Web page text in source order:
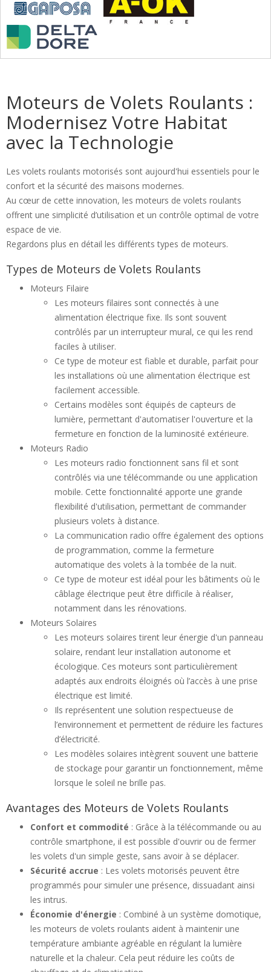
Moteurs de Volets Roulants :
Modernisez Votre Habitat
avec la Technologie
Les volets roulants motorisés sont aujourd'hui essentiels pour le
confort et la sécurité des maisons modernes.
Au cœur de cette innovation, les moteurs de volets roulants
offrent une simplicité d’utilisation et un contrôle optimal de votre
espace de vie.
Regardons plus en détail les différents types de moteurs.
Types de Moteurs de Volets Roulants
Moteurs Filaire
Les moteurs filaires sont connectés à une
alimentation électrique fixe. Ils sont souvent
contrôlés par un interrupteur mural, ce qui les rend
faciles à utiliser.
Ce type de moteur est fiable et durable, parfait pour
les installations où une alimentation électrique est
facilement accessible.
Certains modèles sont équipés de capteurs de
lumière, permettant d'automatiser l'ouverture et la
fermeture en fonction de la luminosité extérieure.
Moteurs Radio
Les moteurs radio fonctionnent sans fil et sont
contrôlés via une télécommande ou une application
mobile. Cette fonctionnalité apporte une grande
flexibilité d'utilisation, permettant de commander
plusieurs volets à distance.
La communication radio offre également des options
de programmation, comme la fermeture
automatique des volets à la tombée de la nuit.
Ce type de moteur est idéal pour les bâtiments où le
câblage électrique peut être difficile à réaliser,
notamment dans les rénovations.
Moteurs Solaires
Les moteurs solaires tirent leur énergie d'un panneau
solaire, rendant leur installation autonome et
écologique. Ces moteurs sont particulièrement
adaptés aux endroits éloignés où l’accès à une prise
électrique est limité.
Ils représentent une solution respectueuse de
l’environnement et permettent de réduire les factures
d’électricité.
Les modèles solaires intègrent souvent une batterie
de stockage pour garantir un fonctionnement, même
lorsque le soleil ne brille pas.
Avantages des Moteurs de Volets Roulants
Confort et commodité : Grâce à la télécommande ou au
contrôle smartphone, il est possible d'ouvrir ou de fermer
les volets d'un simple geste, sans avoir à se déplacer.
Sécurité accrue : Les volets motorisés peuvent être
programmés pour simuler une présence, dissuadant ainsi
les intrus.
Économie d'énergie : Combiné à un système domotique,
les moteurs de volets roulants aident à maintenir une
température ambiante agréable en régulant la lumière
naturelle et la chaleur. Cela peut réduire les coûts de